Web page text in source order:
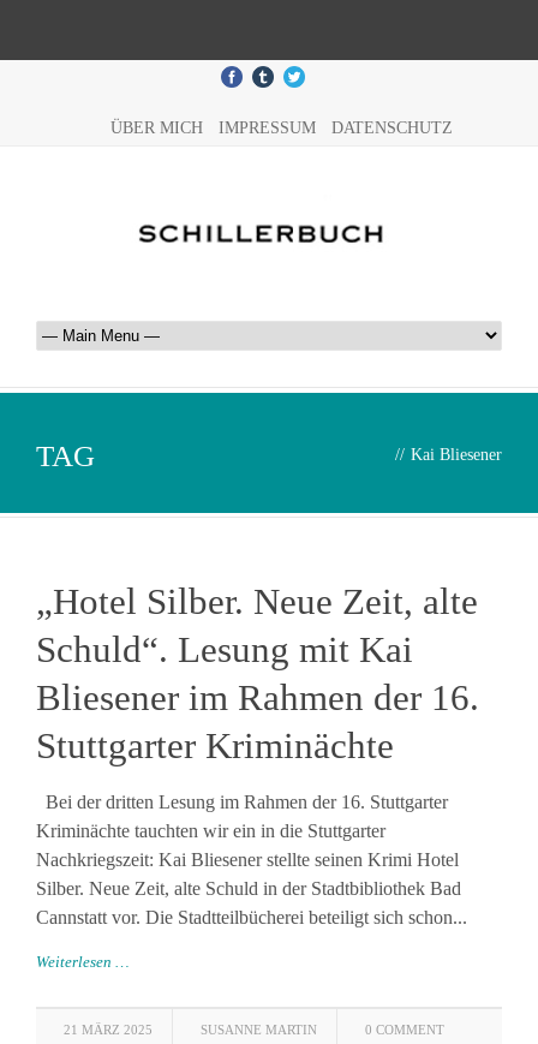
ÜBER MICH IMPRESSUM DATENSCHUTZ
TAG // Kai Bliesener
„Hotel Silber. Neue Zeit, alte
Schuld“. Lesung mit Kai
Bliesener im Rahmen der 16.
Stuttgarter Kriminächte
Bei der dritten Lesung im Rahmen der 16. Stuttgarter
Kriminächte tauchten wir ein in die Stuttgarter
Nachkriegszeit: Kai Bliesener stellte seinen Krimi Hotel
Silber. Neue Zeit, alte Schuld in der Stadtbibliothek Bad
Cannstatt vor. Die Stadtteilbücherei beteiligt sich schon...
Weiterlesen …
21 MÄRZ 2025 SUSANNE MARTIN 0 COMMENT